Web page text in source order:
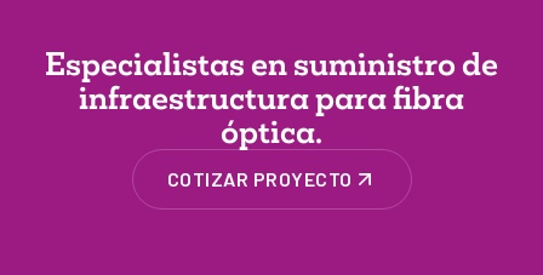
Especialistas en suministro de
infraestructurapara fibra
óptica.
COTIZAR PROYECTO